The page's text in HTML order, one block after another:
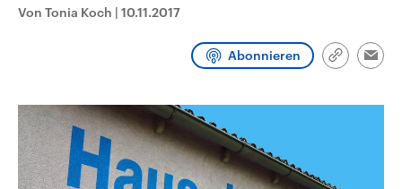
Sachsen-Anhalt wählt am 6.
Bundesland von einer Koalition aus
und Hintergründe zu den Parteien
und Kandidaten der anstehenden
Wahl.
den mächtigsten Ländern
mit großem Einfluss auf
aktuelle Weltgeschehen.
Sendungen Programm
Audio-Archiv
Von Tonia Koch | 10.11.2017
Abonnieren
Link